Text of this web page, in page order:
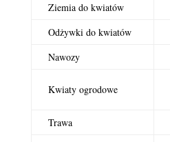
Ziemia do kwiatów
Odżywki do kwiatów
Nawozy
Kwiaty ogrodowe
Trawa